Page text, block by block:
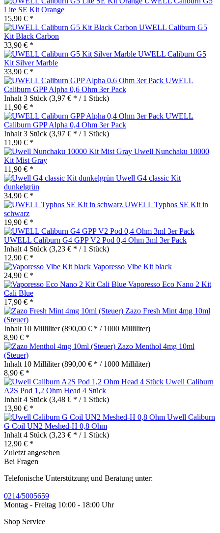
Lite SE Kit Orange
15,90 € *
UWELL Caliburn G5
Kit Black Carbon
33,90 € *
UWELL Caliburn G5
Kit Silver Marble
33,90 € *
UWELL
Caliburn GPP Alpha 0,6 Ohm 3er Pack
Inhalt 3 Stück (3,97 € * / 1 Stück)
11,90 € *
UWELL
Caliburn GPP Alpha 0,4 Ohm 3er Pack
Inhalt 3 Stück (3,97 € * / 1 Stück)
11,90 € *
Uwell Nunchaku 10000
Kit Mist Gray
11,90 € *
Uwell G4 classic Kit
dunkelgrün
34,90 € *
UWELL Typhos SE Kit in
schwarz
19,90 € *
UWELL Caliburn G4 GPP V2 Pod 0,4 Ohm 3ml 3er Pack
Inhalt 4 Stück (3,23 € * / 1 Stück)
12,90 € *
Vaporesso Vibe Kit black
24,90 € *
Vaporesso Eco Nano 2 Kit
Cali Blue
17,90 € *
Zazo Fresh Mint 4mg 10ml
(Steuer)
Inhalt 10 Milliliter(890,00 € * / 1000 Milliliter)
8,90 € *
Zazo Menthol 4mg 10ml
(Steuer)
Inhalt 10 Milliliter(890,00 € * / 1000 Milliliter)
8,90 € *
Uwell Caliburn
A2S Pod 1,2 Ohm Head 4 Stück
Inhalt 4 Stück (3,48 € * / 1 Stück)
13,90 € *
Uwell Caliburn
G Coil UN2 Meshed-H 0,8 Ohm
Inhalt 4 Stück (3,23 € * / 1 Stück)
12,90 € *
Zuletzt angesehen
Bei Fragen
Telefonische Unterstützung und Beratung unter:
0214/5005659
Montag - Freitag 10:00 - 18:00 Uhr
Shop Service